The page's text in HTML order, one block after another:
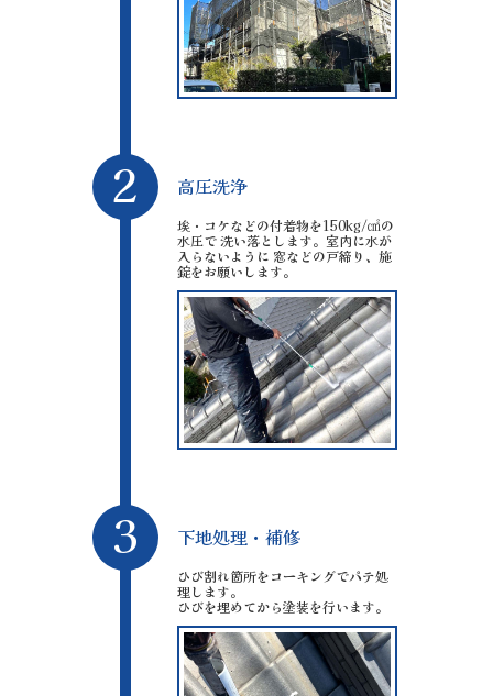
2 高圧洗浄
埃・コケなどの付着物を150kg/㎠の
水圧で 洗い落とします。室内に水が
入らないように 窓などの戸締り、施
錠をお願いします。
3 下地処理・補修
ひび割れ箇所をコーキングでパテ処
理します。
ひびを埋めてから塗装を行います。